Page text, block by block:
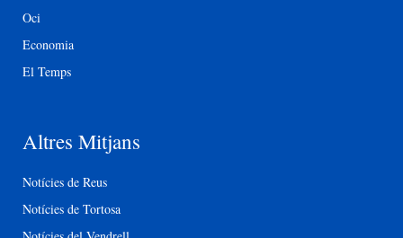
Oci
Economia
El Temps
Altres Mitjans
Notícies de Reus
Notícies de Tortosa